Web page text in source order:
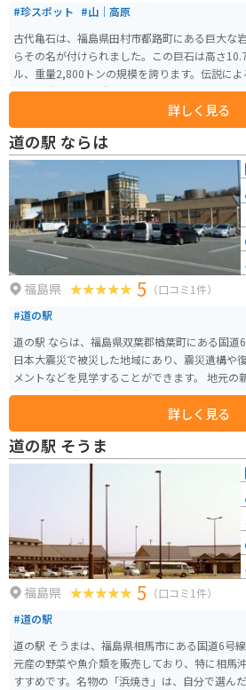
#珍スポット #山｜高原
古代亀石は、福島県田村市都路町にある巨大な
らその名が付けられました。この巨石は高さ
ル、重量2,800トンの規模を誇ります。伝説によ
下りた際の足跡が残っているとされています。 アニメ「鬼滅の刃」で主人公
の竈門炭治郎が、水の呼吸という特殊能力を身
成果で真っ二つにした岩とそっくりということ
の巨石群とともに、ハイキングや自然観察を楽
ではいきませんが流水が流れています。またベ
り過ごすことができます。
詳しく見る
道の駅 ならは
福島県 5 （口コミ1件）
#道の駅
道の駅 ならは、福島県双葉郡楢葉町にある国道6
日本大震災で被災した地域にあり、震災遺構や
メントなどを見学することができます。 地元の新鮮な野菜や果物を販売する
農産物直売所や、楢葉町の特産品である「ゆず
しむことができます。 バイクで訪れる場合は、広い駐車場があるので安心し
て駐車できます。 道の駅 ならは、震災の記憶を後世に伝えるとともに、復興
に向かう町の姿を体感できる場所です。
詳しく見る
道の駅 そうま
福島県 5 （口コミ1件）
#道の駅
道の駅 そうまは、福島県相馬市にある国道6号
元産の野菜や魚介類を販売しており、特に相馬
すすめです。名物の「浜焼き」は、自分で選ん